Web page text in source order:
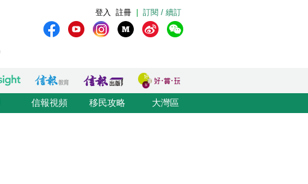
訂閱 / 續訂
註冊
登入
信報視頻 移民攻略 大灣區